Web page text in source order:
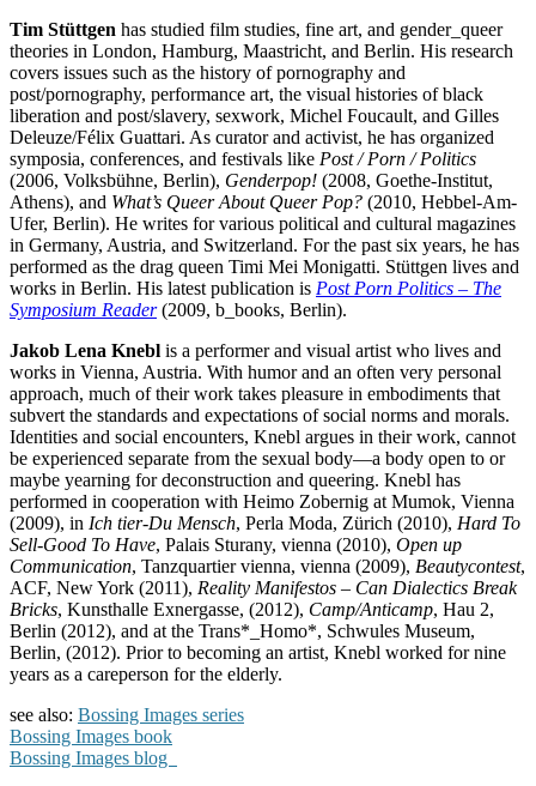
Tim Stüttgen has studied film studies, fine art, and gender_queer
theories in London, Hamburg, Maastricht, and Berlin. His research
covers issues such as the history of pornography and
post/pornography, performance art, the visual histories of black
liberation and post/slavery, sexwork, Michel Foucault, and Gilles
Deleuze/Félix Guattari. As curator and activist, he has organized
symposia, conferences, and festivals like Post / Porn / Politics
(2006, Volksbühne, Berlin), Genderpop! (2008, Goethe-Institut,
Athens), and What’s Queer About Queer Pop? (2010, Hebbel-Am-
Ufer, Berlin). He writes for various political and cultural magazines
in Germany, Austria, and Switzerland. For the past six years, he has
performed as the drag queen Timi Mei Monigatti. Stüttgen lives and
works in Berlin. His latest publication is Post Porn Politics – The
Symposium Reader(2009, b_books, Berlin).
Jakob Lena Knebl is a performer and visual artist who lives and
works in Vienna, Austria. With humor and an often very personal
approach, much of their work takes pleasure in embodiments that
subvert the standards and expectations of social norms and morals.
Identities and social encounters, Knebl argues in their work, cannot
be experienced separate from the sexual body—a body open to or
maybe yearning for deconstruction and queering. Knebl has
performed in cooperation with Heimo Zobernig at Mumok, Vienna
(2009), in Ich tier-Du Mensch, Perla Moda, Zürich (2010), Hard To
Sell-Good To Have, Palais Sturany, vienna (2010), Open up
Communication, Tanzquartier vienna, vienna (2009), Beautycontest,
ACF, New York (2011), Reality Manifestos – Can Dialectics Break
Bricks, Kunsthalle Exnergasse, (2012), Camp/Anticamp, Hau 2,
Berlin (2012), and at the Trans*_Homo*, Schwules Museum,
Berlin, (2012). Prior to becoming an artist, Knebl worked for nine
years as a careperson for the elderly.
see also: Bossing Images series
Bossing Images book
Bossing Images blog